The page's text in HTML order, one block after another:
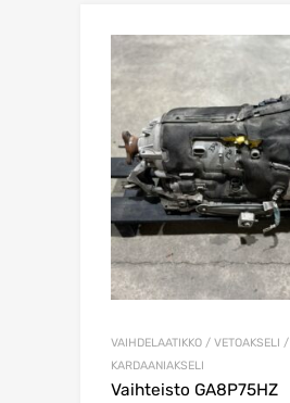
VAIHDELAATIKKO / VETOAKSELI /
KARDAANIAKSELI
Vaihteisto GA8P75HZ